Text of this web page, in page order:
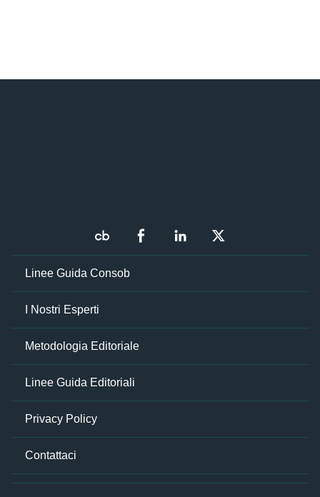
Linee Guida Consob
I Nostri Esperti
Metodologia Editoriale
Linee Guida Editoriali
Privacy Policy
Contattaci